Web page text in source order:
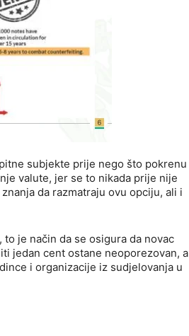
subjekte prije nego što pokrenu
valute, jer se to nikada prije nije
da razmatraju ovu opciju, ali i
je način da se osigura da novac
jedan cent ostane neoporezovan, a
i organizacije iz sudjelovanja u